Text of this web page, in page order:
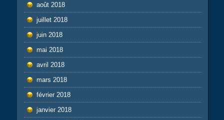
août 2018
juillet 2018
juin 2018
mai 2018
avril 2018
mars 2018
février 2018
janvier 2018